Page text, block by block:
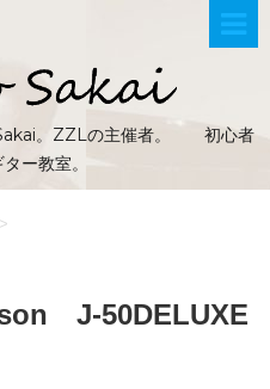
。ZZLの主催者。 初心者
ー教室。
>
J-50DELUXE